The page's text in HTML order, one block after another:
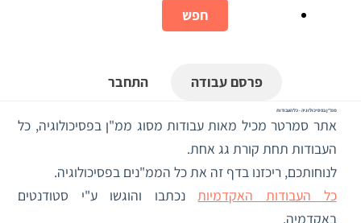
פרסם עבודה התחבר
ממ"ן בפסיכולוגיה - כל העבודות
אתר סמרטר מכיל מאות עבודות מסוג ממ"ן בפסיכולוגיה, כל
העבודות תחת קורת גג אחת.
לנוחותכם, ריכזנו בדף זה את כל הממ"נים בפסיכולוגיה.
כל העבודות האקדמיותנכתבו והוגשו ע"י סטודנטים
באקדמיה.